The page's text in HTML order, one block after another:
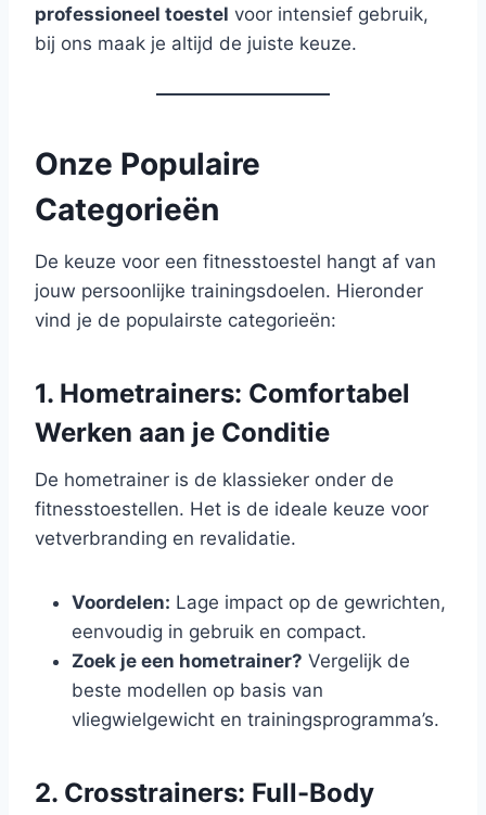
professioneel toestel voor intensief gebruik,
bij ons maak je altijd de juiste keuze.
Onze Populaire
Categorieën
De keuze voor een fitnesstoestel hangt af van
jouw persoonlijke trainingsdoelen. Hieronder
vind je de populairste categorieën:
1. Hometrainers: Comfortabel
Werken aan je Conditie
De hometrainer is de klassieker onder de
fitnesstoestellen. Het is de ideale keuze voor
vetverbranding en revalidatie.
Voordelen: Lage impact op de gewrichten,
eenvoudig in gebruik en compact.
Zoek je een hometrainer? Vergelijk de
beste modellen op basis van
vliegwielgewicht en trainingsprogramma’s.
2. Crosstrainers: Full-Body